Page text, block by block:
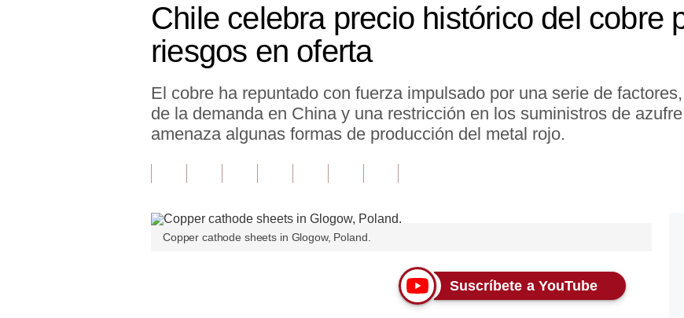
Chile celebra precio histórico del cobre
riesgos en oferta
El cobre ha repuntado con fuerza impulsado por una serie de
de la demanda en China y una restricción en los suministros de
amenaza algunas formas de producción del metal rojo.
Copper cathode sheets in Glogow, Poland.
Suscríbete a YouTube